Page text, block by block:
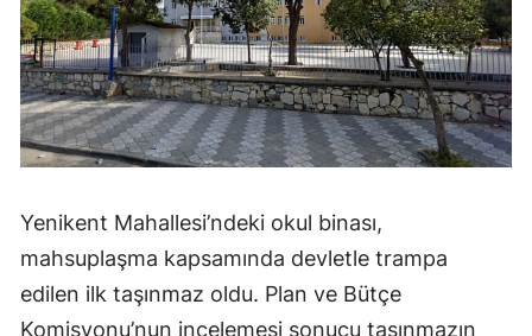
Yenikent Mahallesi’ndeki okul binası,
mahsuplaşma kapsamında devletle trampa
edilen ilk taşınmaz oldu. Plan ve Bütçe
Komisyonu’nun incelemesi sonucu taşınmazın